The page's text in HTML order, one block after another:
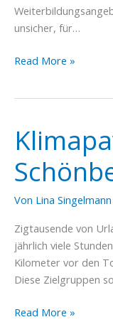
unsicher, für…
Regionale
Read More »
Von Lina Singelmann
Zigtausende von
jährlich viele
Kilometer vor den
Diese Zielgruppen
Klimapavillon
Read More »